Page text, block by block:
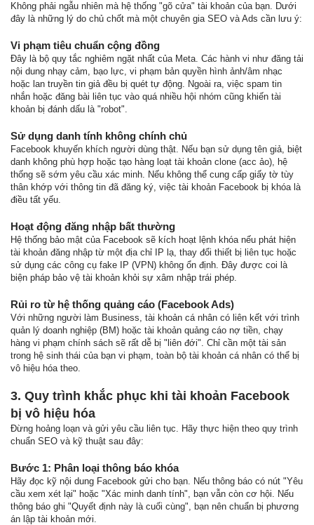
Không phải ngẫu nhiên mà hệ thống "gõ cửa" tài khoản của bạn. Dưới
đây là những lý do chủ chốt mà một chuyên gia SEO và Ads cần lưu ý:
Vi phạm tiêu chuẩn cộng đồng
Đây là bộ quy tắc nghiêm ngặt nhất của Meta. Các hành vi như đăng tải
nội dung nhạy cảm, bạo lực, vi phạm bản quyền hình ảnh/âm nhạc
hoặc lan truyền tin giả đều bị quét tự động. Ngoài ra, việc spam tin
nhắn hoặc đăng bài liên tục vào quá nhiều hội nhóm cũng khiến tài
khoản bị đánh dấu là "robot".
Sử dụng danh tính không chính chủ
Facebook khuyến khích người dùng thật. Nếu bạn sử dụng tên giả, biệt
danh không phù hợp hoặc tạo hàng loạt tài khoản clone (acc ảo), hệ
thống sẽ sớm yêu cầu xác minh. Nếu không thể cung cấp giấy tờ tùy
thân khớp với thông tin đã đăng ký, việc tài khoản Facebook bị khóa là
điều tất yếu.
Hoạt động đăng nhập bất thường
Hệ thống bảo mật của Facebook sẽ kích hoạt lệnh khóa nếu phát hiện
tài khoản đăng nhập từ một địa chỉ IP lạ, thay đổi thiết bị liên tục hoặc
sử dụng các công cụ fake IP (VPN) không ổn định. Đây được coi là
biện pháp bảo vệ tài khoản khỏi sự xâm nhập trái phép.
Rủi ro từ hệ thống quảng cáo (Facebook Ads)
Với những người làm Business, tài khoản cá nhân có liên kết với trình
quản lý doanh nghiệp (BM) hoặc tài khoản quảng cáo nợ tiền, chạy
hàng vi phạm chính sách sẽ rất dễ bị "liên đới". Chỉ cần một tài sản
trong hệ sinh thái của bạn vi phạm, toàn bộ tài khoản cá nhân có thể bị
vô hiệu hóa theo.
3. Quy trình khắc phục khi tài khoản Facebook
bị vô hiệu hóa
Đừng hoảng loạn và gửi yêu cầu liên tục. Hãy thực hiện theo quy trình
chuẩn SEO và kỹ thuật sau đây:
Bước 1: Phân loại thông báo khóa
Hãy đọc kỹ nội dung Facebook gửi cho bạn. Nếu thông báo có nút "Yêu
cầu xem xét lại" hoặc "Xác minh danh tính", bạn vẫn còn cơ hội. Nếu
thông báo ghi "Quyết định này là cuối cùng", bạn nên chuẩn bị phương
án lập tài khoản mới.